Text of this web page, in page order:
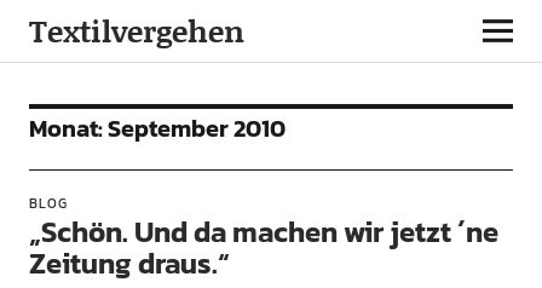
Textilvergehen
Monat:September 2010
BLOG
„Schön. Und da machen wir jetzt ´ne
Zeitung draus.“